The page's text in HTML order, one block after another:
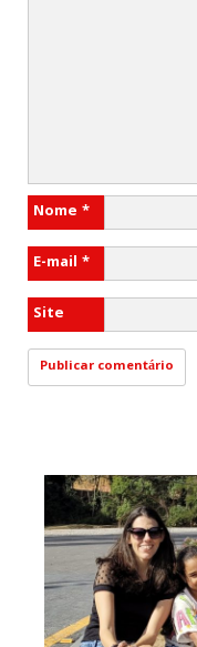
Nome *
E-mail *
Site